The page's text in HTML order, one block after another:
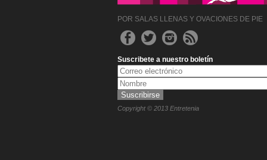
POR SALAS LLENAS Y OVACIONES DE PIE
Suscribete a nuestro boletín
Copyright © 2013 Entretenia